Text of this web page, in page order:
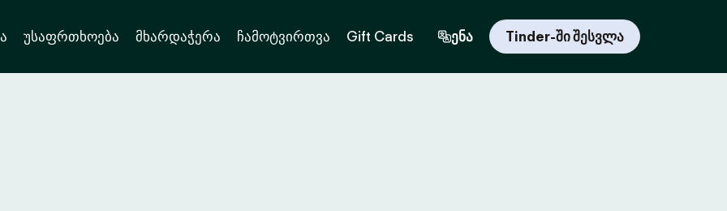
უსაფრთხოება მხარდაჭერა ჩამოტვირთვა Gift Cards ენა Tinder-ში შესვლა